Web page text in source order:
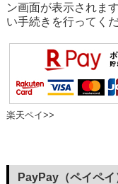
ン画面が表示されま
い手続きを行ってくだ
楽天ペイ>>
PayPay（ペイペイ